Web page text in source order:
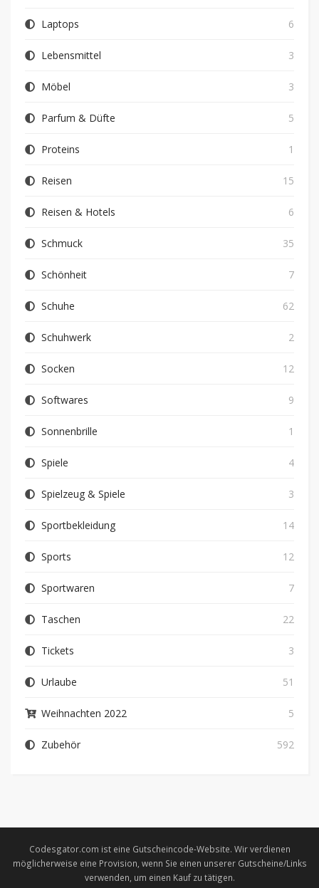
Laptops 6
Lebensmittel 3
Möbel 3
Parfum & Düfte 5
Proteins 1
Reisen 15
Reisen & Hotels 6
Schmuck 35
Schönheit 7
Schuhe 62
Schuhwerk 2
Socken 12
Softwares 9
Sonnenbrille 1
Spiele 4
Spielzeug & Spiele 3
Sportbekleidung 14
Sports 12
Sportwaren 7
Taschen 22
Tickets 3
Urlaube 51
Weihnachten 2022 5
Zubehör 592
Codesgator.com ist eine Gutscheincode-Website. Wir verdienen
möglicherweise eine Provision, wenn Sie einen unserer Gutscheine/Links
verwenden, um einen Kauf zu tätigen.